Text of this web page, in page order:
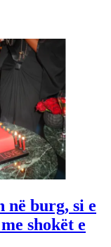
në burg, si e
shokët e